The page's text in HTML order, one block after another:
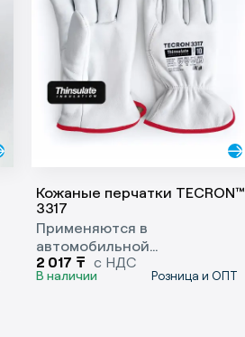
Кожаные перчатки TECRON™
3317
Применяются в
автомобильной
промышленности,
строительстве и ремонте,
2 017 ₸ с НДС
В наличии Розница и ОПТ